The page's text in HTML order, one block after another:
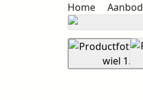
Home Aanbod